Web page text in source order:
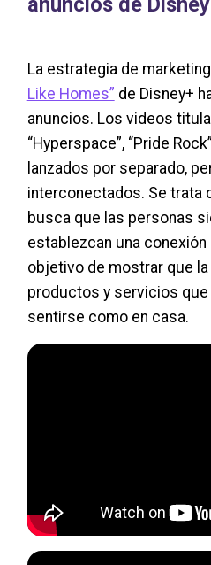
La estrategia de
Like Homes” de Disney+
anuncios. Los videos
“Hyperspace”, “Pride
lanzados por separado,
interconectados. Se trata
busca que las personas
establezcan una conexión
objetivo de mostrar que
productos y servicios que
sentirse como en casa.